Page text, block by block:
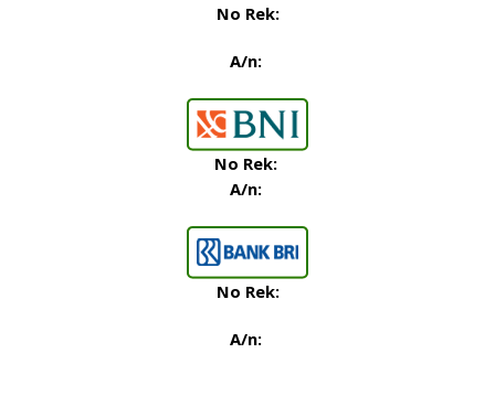
No Rek:
A/n:
No Rek:
A/n:
No Rek:
A/n: